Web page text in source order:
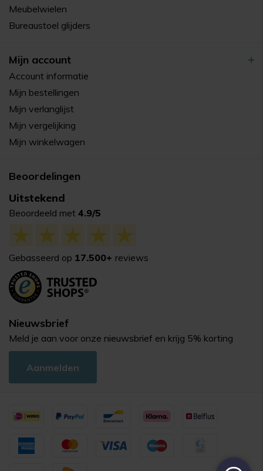
Meubelwielen
Bureaustoel glijders
Mijn account
Account informatie
Mijn bestellingen
Mijn verlanglijst
Mijn vergelijking
Mijn winkelwagen
Beoordelingen
Uitstekend
Beoordeeld met 4.9/5
Gebasseerd op 17.500+ reviews
Nieuwsbrief
Meld je aan voor onze nieuwsbrief en krijg 5% korting
Aanmelden